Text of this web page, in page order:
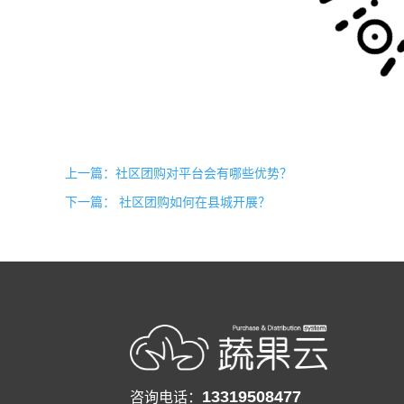
上一篇：社区团购对平台会有哪些优势？
下一篇： 社区团购如何在县城开展？
咨询电话： 13319508477